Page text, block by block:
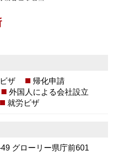
ザ
帰化申請
外国人による会社設立
就労ビザ
グローリー県庁前601